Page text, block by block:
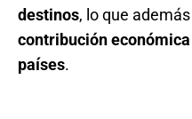
destinos, lo que
contribución
países.